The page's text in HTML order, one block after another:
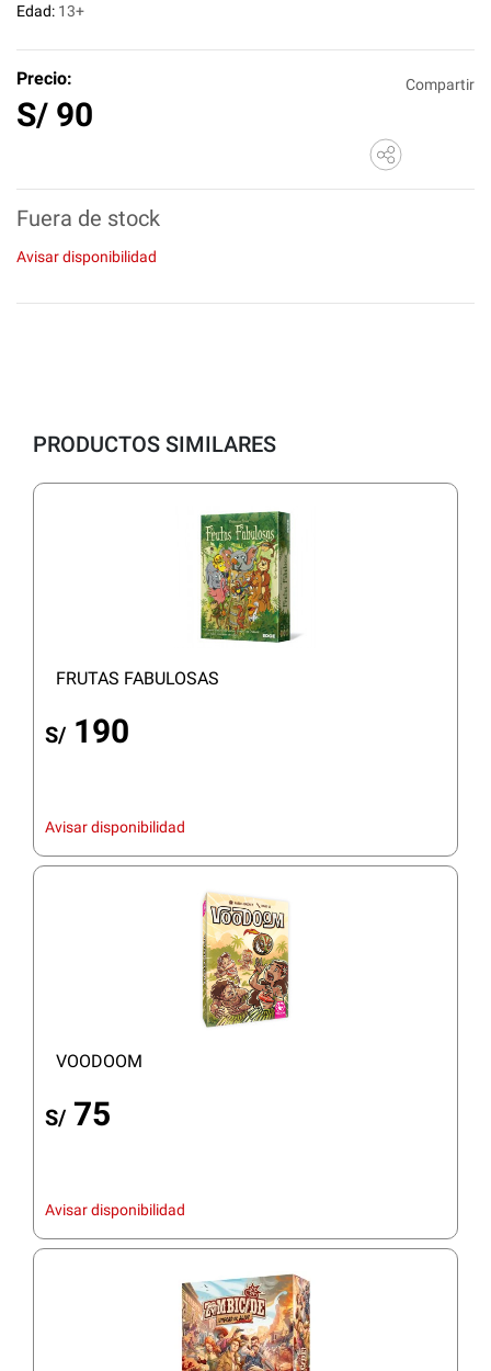
Edad: 13+
Precio:
S/ 90
Compartir
Fuera de stock
Avisar disponibilidad
PRODUCTOS SIMILARES
FRUTAS FABULOSAS
S/ 190
Avisar disponibilidad
VOODOOM
S/ 75
Avisar disponibilidad